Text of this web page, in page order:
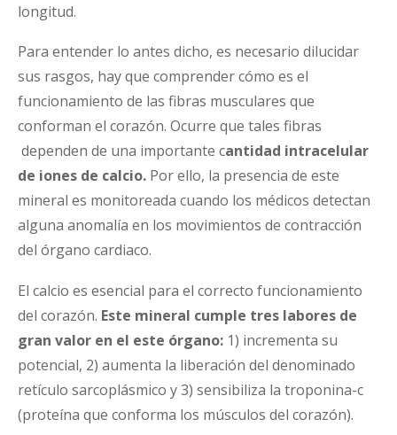
longitud.
Para entender lo antes dicho, es necesario dilucidar
sus rasgos, hay que comprender cómo es el
funcionamiento de las fibras musculares que
conforman el corazón. Ocurre que tales fibras
dependen de una importante cantidad intracelular
de iones de calcio. Por ello, la presencia de este
mineral es monitoreada cuando los médicos detectan
alguna anomalía en los movimientos de contracción
del órgano cardiaco.
El calcio es esencial para el correcto funcionamiento
del corazón. Este mineral cumple tres labores de
gran valor en el este órgano: 1) incrementa su
potencial, 2) aumenta la liberación del denominado
retículo sarcoplásmico y 3) sensibiliza la troponina-c
(proteína que conforma los músculos del corazón).